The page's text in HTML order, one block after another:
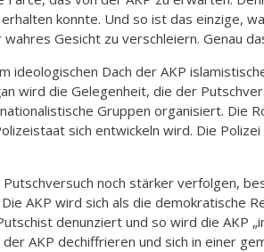
konnte. Und so ist das einzige,
Gesicht zu verschleiern. Genau
Dach der AKP
wird die Gelegenheit, die der
Gruppen organisiert.
sich entwickeln wird. Die
noch stärker verfolgen,
AKP wird sich als die
denunziert und so wird die AKP
AKP dechiffrieren und sich in einer